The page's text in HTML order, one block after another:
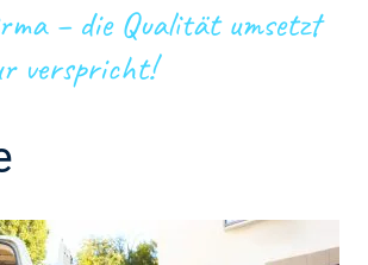
– die Qualität umsetzt
verspricht!